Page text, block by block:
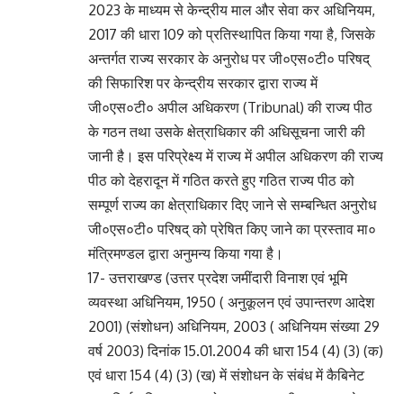
2023 के माध्यम से केन्द्रीय माल और सेवा कर अधिनियम,
2017 की धारा 109 को प्रतिस्थापित किया गया है, जिसके
अन्तर्गत राज्य सरकार के अनुरोध पर जी०एस०टी० परिषद्
की सिफारिश पर केन्द्रीय सरकार द्वारा राज्य में
जी०एस०टी० अपील अधिकरण (Tribunal) की राज्य पीठ
के गठन तथा उसके क्षेत्राधिकार की अधिसूचना जारी की
जानी है। इस परिप्रेक्ष्य में राज्य में अपील अधिकरण की राज्य
पीठ को देहरादून में गठित करते हुए गठित राज्य पीठ को
सम्पूर्ण राज्य का क्षेत्राधिकार दिए जाने से सम्बन्धित अनुरोध
जी०एस०टी० परिषद् को प्रेषित किए जाने का प्रस्ताव मा०
मंत्रिमण्डल द्वारा अनुमन्य किया गया है।
17- उत्तराखण्ड (उत्तर प्रदेश जमींदारी विनाश एवं भूमि
व्यवस्था अधिनियम, 1950 ( अनुकूलन एवं उपान्तरण आदेश
2001) (संशोधन) अधिनियम, 2003 ( अधिनियम संख्या 29
वर्ष 2003) दिनांक 15.01.2004 की धारा 154 (4) (3) (क)
एवं धारा 154 (4) (3) (ख) में संशोधन के संबंध में कैबिनेट